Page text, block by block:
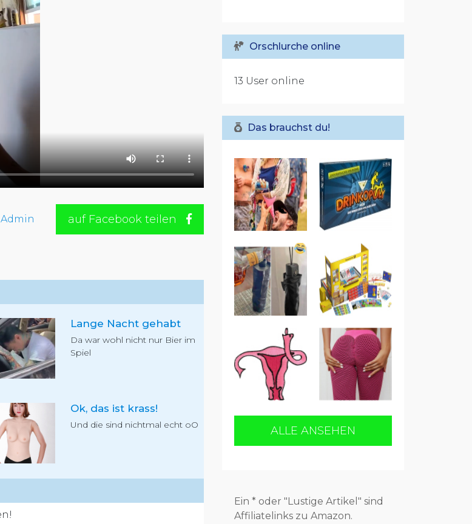
Admin auf Facebook teilen
Lange Nacht gehabt
Da war wohl nicht nur Bier im
Spiel
Ok, das ist krass!
Und die sind nichtmal echt oO
Orschlurche online
13 User online
Das brauchst du!
ALLE ANSEHEN
Ein * oder "Lustige Artikel" sind
Affiliatelinks zu Amazon.